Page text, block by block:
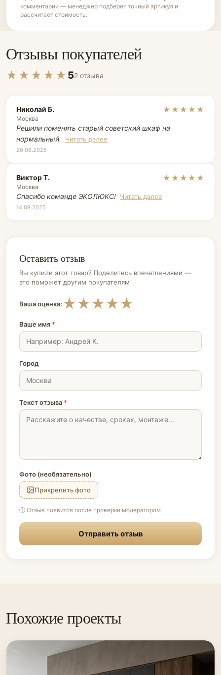
комментарии — менеджер подберёт точный артикул и
рассчитает стоимость.
Отзывы покупателей
★★★★★ 52 отзыва
Николай Б.
Москва
★★★★★
Решили поменять старый советский шкаф на
нормальный.
Читать далее
20.08.2025
Виктор Т.
Москва
★★★★★
Спасибо команде ЭКОЛЮКС! Читать далее
14.08.2025
Оставить отзыв
Вы купили этот товар? Поделитесь впечатлениями —
это поможет другим покупателям
Ваша оценка: ★
★
★
★
★
Ваше имя *
Город
Текст отзыва *
Фото (необязательно)
Прикрепить фото
ⓘ Отзыв появится после проверки модератором
Отправить отзыв
Похожие проекты